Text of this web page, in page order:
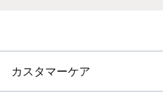
カスタマーケア